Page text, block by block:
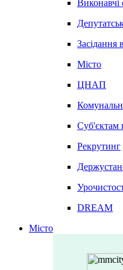
Виконавчі
Засідання
Місто
ЦНАП
Суб'єктам
Рекрутинг
DREAM
Місто